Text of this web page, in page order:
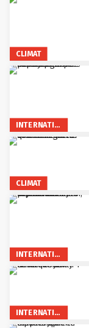
CLIMAT
INTERNATIONAL
CLIMAT
INTERNATIONAL
INTERNATIONAL